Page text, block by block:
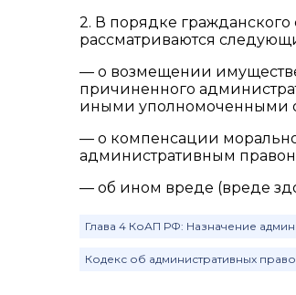
2. В порядке
рассматриваются
— о возмещении
причиненного
иными уполномоченными
— о компенсации
административным
— об ином вреде (вреде
Глава 4 КоАП РФ: Назначение
Кодекс об административных